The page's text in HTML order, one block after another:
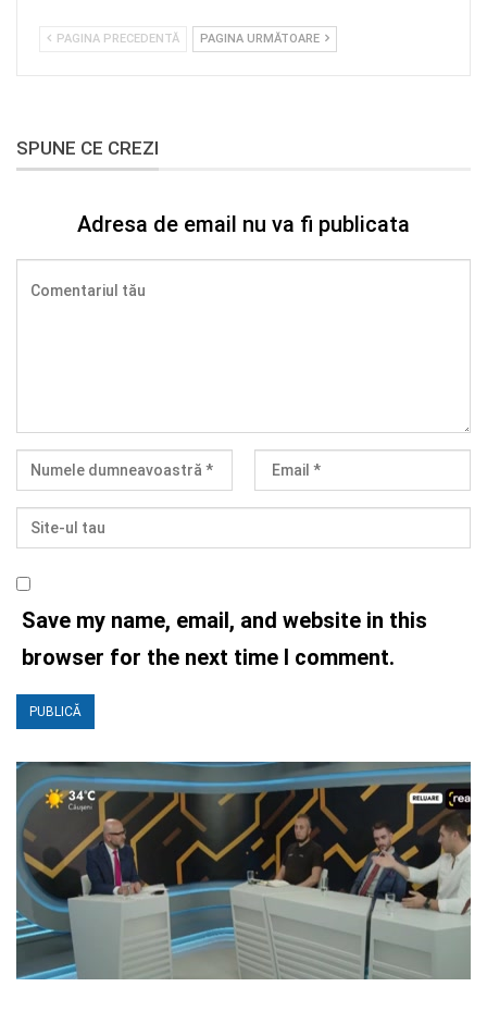
PAGINA PRECEDENTĂ PAGINA URMĂTOARE
SPUNE CE CREZI
Adresa de email nu va fi publicata
Save my name, email, and website in this
browser for the next time I comment.